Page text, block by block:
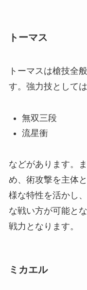
トーマス
トーマスは槍技全
す。強力技としては
無双三段
流星衝
などがあります。
め、術攻撃を主体
様な特性を活かし
な戦い方が可能と
戦力となります。
ミカエル